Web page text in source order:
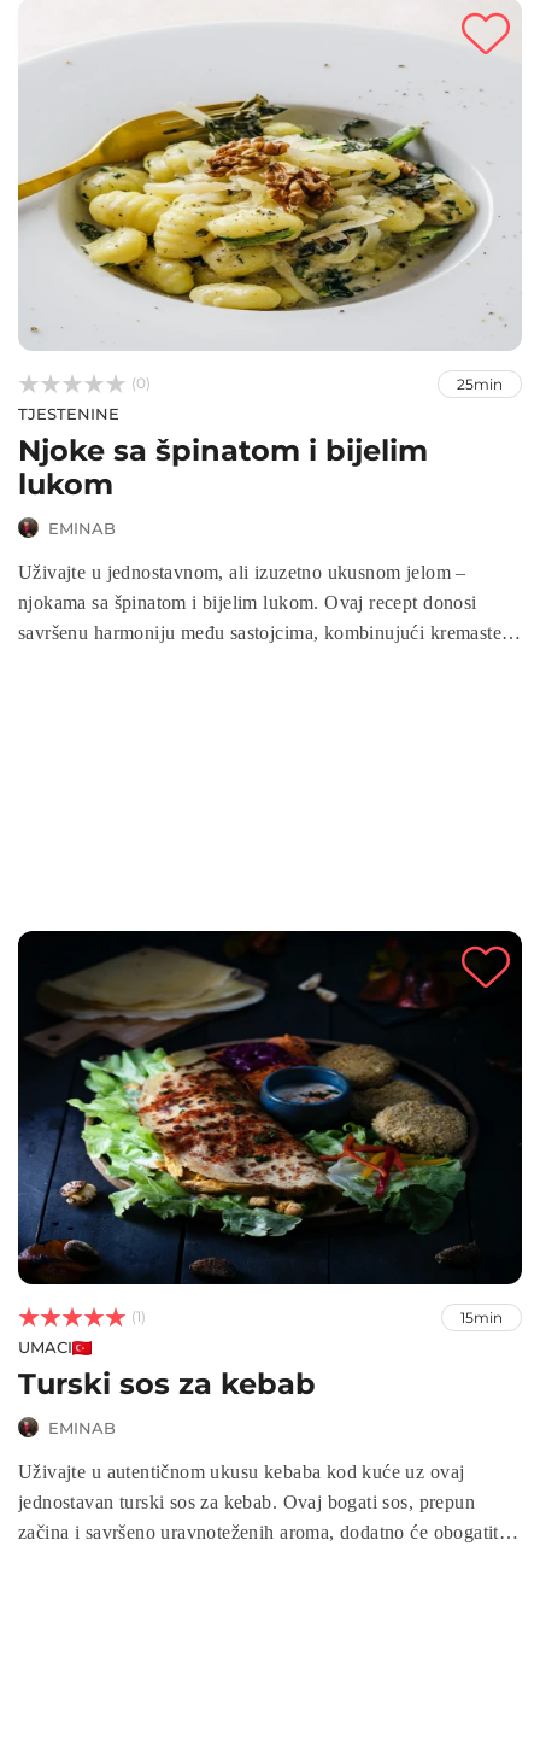


 (0) 25min
TJESTENINE
Njoke sa špinatom i bijelim
lukom
EMINAB
Uživajte u jednostavnom, ali izuzetno ukusnom jelom –
njokama sa špinatom i bijelim lukom. Ovaj recept donosi
savršenu harmoniju među sastojcima, kombinujući kremaste


 (1) 15min
UMACI
Turski sos za kebab
EMINAB
Uživajte u autentičnom ukusu kebaba kod kuće uz ovaj
jednostavan turski sos za kebab. Ovaj bogati sos, prepun
začina i savršeno uravnoteženih aroma, dodatno će obogatiti